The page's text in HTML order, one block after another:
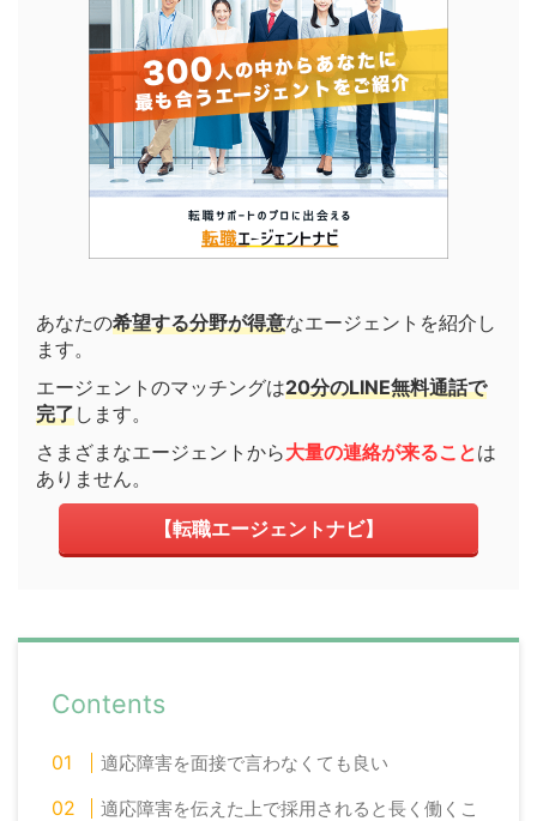
あなたの希望する分野が得意なエージェントを紹介し
ます。
エージェントのマッチングは20分のLINE無料通話で
完了します。
さまざまなエージェントから大量の連絡が来ることは
ありません。
【転職エージェントナビ】
Contents
適応障害を面接で言わなくても良い
適応障害を伝えた上で採用されると長く働くこ